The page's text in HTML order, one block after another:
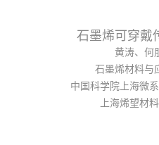
石墨烯可穿戴
黄涛、何
石墨烯材料与
中国科学院上海微
上海烯望材